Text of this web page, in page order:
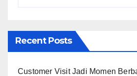
Recent Posts
Customer Visit Jadi Momen